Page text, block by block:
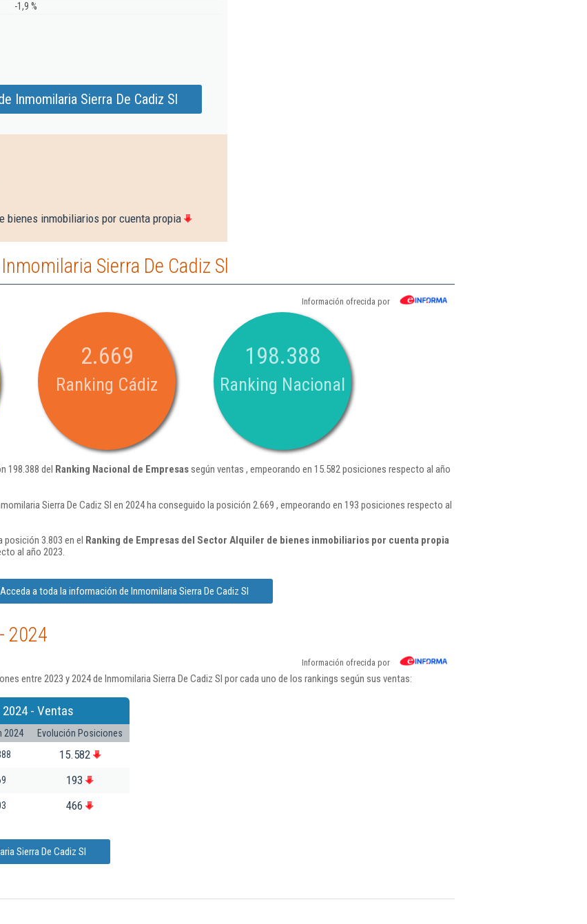
-1,9 %
Inmomilaria Sierra De Cadiz Sl
bienes inmobiliarios por cuenta propia
Sierra De Cadiz Sl
Información ofrecida por
2.669
Ranking Cádiz
198.388
Ranking Nacional
198.388 del Ranking Nacional de Empresassegún ventas , empeorando en 15.582 posiciones respecto al año
Sierra De Cadiz Sl en 2024 ha conseguido la posición 2.669 , empeorando en 193 posiciones respecto al
posición 3.803 en el Ranking de Empresas del Sector Alquiler de bienes inmobiliarios por cuenta propia
al año 2023.
Acceda a toda la información de Inmomilaria Sierra De Cadiz Sl
2024
Información ofrecida por
entre 2023 y 2024 de Inmomilaria Sierra De Cadiz Sl por cada uno de los rankings según sus ventas:
- Ventas
2024
Evolución Posiciones
15.582
193
466
Sierra De Cadiz Sl